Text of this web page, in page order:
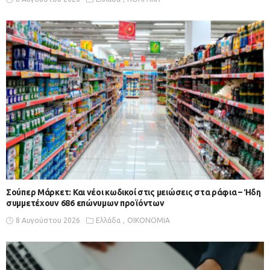
Σούπερ Μάρκετ: Και νέοι κωδικοί στις μειώσεις στα ράφια – Ήδη
συμμετέχουν 686 επώνυμων προϊόντων
8 Αυγούστου 2026 Ελλάδα ΟΙΚΟΝΟΜΙΑ